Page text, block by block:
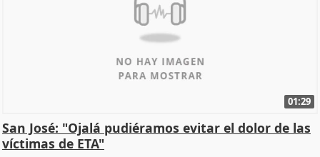
01:29
San José: "Ojalá pudiéramos evitar el dolor de las
víctimas de ETA"